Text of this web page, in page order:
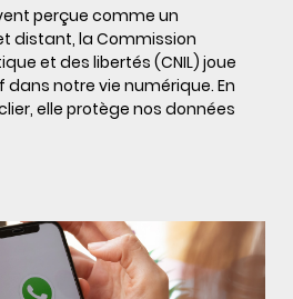
perçue comme un
distant, la Commission
et des libertés (CNIL) joue
notre vie numérique. En
elle protège nos données